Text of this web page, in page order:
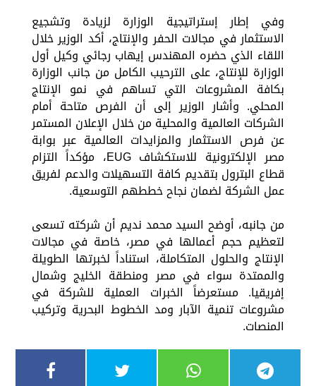
وفي إطار إستراتيجية الوزارة لزيادة وتشجيع
الاستثمار في مجالات الحفر والإنتاج، أكد الوزير خلال
اللقاء الذي حضره المهندس إيهاب رجائي وكيل أول
الوزارة للإنتاج، على الترحيب الكامل من جانب الوزارة
بكافة المشروعات التي تساهم في نمو الإنتاج
المحلي. وأشار الوزير إلى أن الفرص متاحة أمام
الشركات العالمية والمحلية من خلال الإعلان المستمر
عن فرص الاستثمار والمزايدات العالمية عبر بوابة
مصر الإلكترونية للاستكشاف EUG، مؤكداً التزام
قطاع البترول بتقديم كافة التسهيلات والدعم لفريق
عمل الشركة لضمان نجاح خططهم التوسعية.
من جانبه، أوضح السيد محمد نديم أن شركته تسعى
لتعظيم حجم أعمالها في مصر، خاصة في مجالات
الإنتاج والحلول المتكاملة، استناداً لخبرتها الطويلة
والممتدة سواء في مصر ومنطقة الخليج وشمال
إفريقيا. مستعرضاً الخبرات العملية للشركة في
مشروعات تنمية الآبار ومد الخطوط البحرية وتركيب
المنصات.